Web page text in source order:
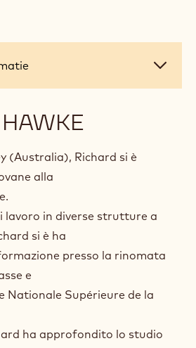
(Australia), Richard si è
alla
lavoro in diverse strutture a
si è ha
presso la rinomata
e
Nationale Supérieure de la
ha approfondito lo studio